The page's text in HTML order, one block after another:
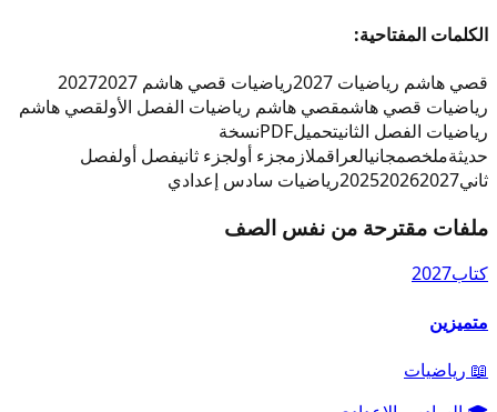
الكلمات المفتاحية:
قصي هاشم رياضيات 2027
رياضيات قصي هاشم 2027 2027
رياضيات قصي هاشمقصي هاشم رياضيات الفصل الأولقصي هاشم
رياضيات الفصل الثانيتحميلPDFنسخة
حديثةملخصمجانيالعراقملازمجزء أولجزء ثانيفصل أولفصل
ثاني
202520262027 رياضيات سادس إعدادي
ملفات مقترحة من نفس الصف
كتاب2027
متميزين
📖 رياضيات